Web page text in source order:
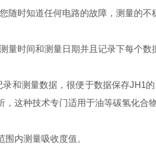
时知道任何电路的故障，测量的不
时间和测量日期并且记录下每个数
测量数据，很便于数据保存JH1的
这种技术专门适用于油等碳氢化合物
内测量吸收度值。